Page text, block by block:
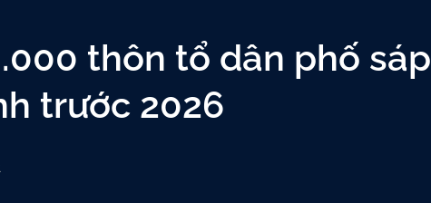
thôn tổ dân phố sáp
trước 2026